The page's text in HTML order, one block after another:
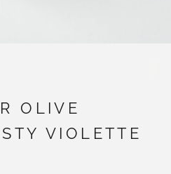
OLIVE
VIOLETTE